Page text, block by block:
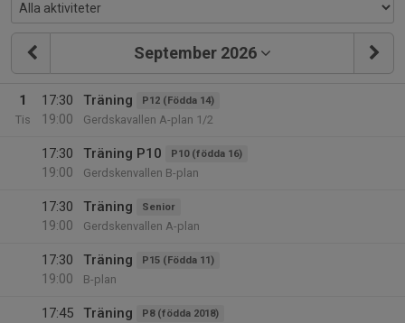
September 2026
1
Tis
17:30
19:00
Träning P12 (Födda 14)
Gerdskavallen A-plan 1/2
17:30
19:00
Träning P10 P10 (födda 16)
Gerdskenvallen B-plan
17:30
19:00
Träning Senior
Gerdskenvallen A-plan
17:30
19:00
Träning P15 (Födda 11)
B-plan
17:45
Träning P8 (födda 2018)